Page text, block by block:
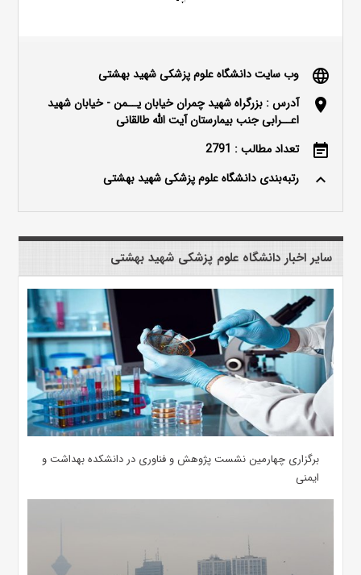
language وب سایت دانشگاه علوم پزشکی شهید بهشتی
location_on
آدرس : بزرگراه شهید چمران خیابان یــمن - خیابان شهید
اعــرابی جنب بیمارستان آیت الله طالقانی
event_note تعداد مطالب : 2791
keyboard_arrow_up رتبه‌بندی دانشگاه علوم پزشکی شهید بهشتی
سایر اخبار دانشگاه علوم پزشکی شهید بهشتی
برگزاری چهارمین نشست پژوهش و فناوری در دانشکده بهداشت و
ایمنی